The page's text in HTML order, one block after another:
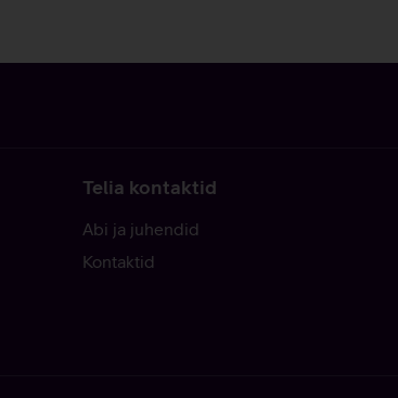
Telia kontaktid
Abi ja juhendid
Kontaktid